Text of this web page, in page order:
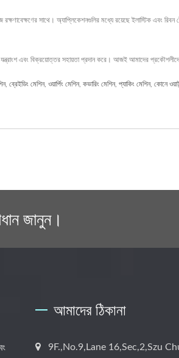
রক্ষণাবেক্ষণের সাথে। অ্যাপ্লিকেশনগুলির মধ্যে রয়েছে ইলাস্টিক এবং
এবং বিক্রয়োত্তর সহায়তা প্রদান করে। আজই আমাদের
, ব্রেইডিং মেশিন, ওয়ার্পিং মেশিন, কভারিং মেশিন, প্যাকিং মেশিন, কোনে
জানুন।
আমাদের ঠিকানা
9F.,No.9,Lane 16,Sec,2,Szu